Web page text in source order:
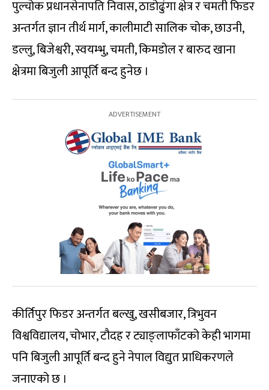
पुल्चोक प्रधानसेनापति निवास, ठाडोढुंगा क्षेत्र र चमती फिडर
अन्तर्गत ज्ञान तीर्थ मार्ग, कालीमाटी सालिक चोक, छाउनी,
डल्लु, बिजेश्वरी, स्वयम्भु, चमती, किमडोल र बारुद खाना
क्षेत्रमा बिजुली आपूर्ति बन्द हुनेछ ।
कीर्तिपुर फिडर अन्तर्गत बल्खु, खसीबजार, त्रिभुवन
विश्वविद्यालय, चोभार, टौदह र ट्याङ्लाफाँटको केही भागमा
पनि बिजुली आपूर्ति बन्द हुने नेपाल विद्युत प्राधिकरणले
जनाएको छ ।